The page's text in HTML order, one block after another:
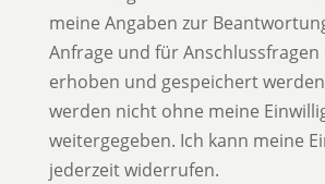
meine Angaben zur
Anfrage und für
erhoben und gespeichert
werden nicht ohne meine
weitergegeben. Ich kann meine
jederzeit widerrufen.